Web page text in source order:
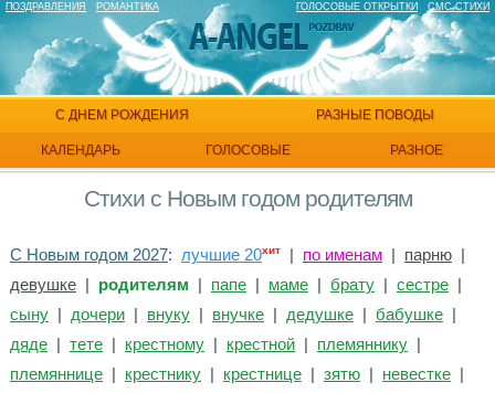
ПОЗДРАВЛЕНИЯ РОМАНТИКА ГОЛОСОВЫЕ ОТКРЫТКИ СМС СТИХИ
С ДНЕМ РОЖДЕНИЯ РАЗНЫЕ ПОВОДЫ
ГОЛОСОВЫЕ
КАЛЕНДАРЬ РАЗНОЕ
Стихи с Новым годом родителям
С Новым годом 2027: лучшие 20хит| по именам| парню|
девушке| родителям | папе| маме| брату| сестре|
сыну| дочери| внуку| внучке| дедушке| бабушке|
дяде| тете| крестному| крестной| племяннику|
племяннице| крестнику| крестнице| зятю| невестке|